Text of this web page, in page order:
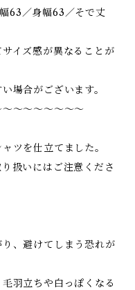
／身幅63／そで丈
イズ感が異なることが
場合がございます。
〜〜〜〜〜〜〜
ツを仕立てました。
扱いにはご注意くださ
、避けてしまう恐れが
羽立ちや白っぽくなる